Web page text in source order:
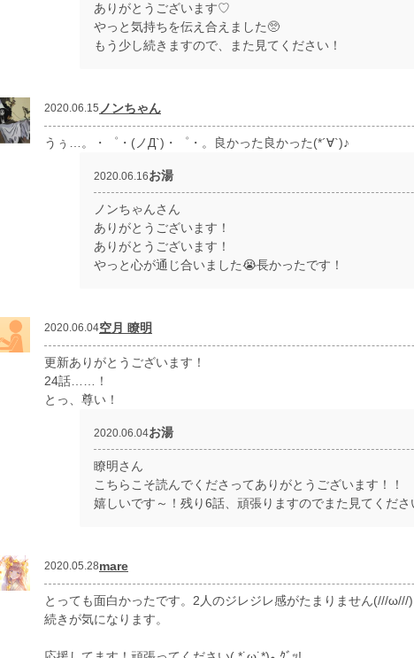
ありがとうございます♡
やっと気持ちを伝え合えました🥺
もう少し続きますので、また見てください！
2020.06.15 ノンちゃん
うぅ…。・゜・(ノД`)・゜・。良かった良かった(*´∀`)♪
2020.06.16お湯
ノンちゃんさん
ありがとうございます！
ありがとうございます！
やっと心が通じ合いました😭長かったです！
2020.06.04空月 瞭明
更新ありがとうございます！
24話……！
とっ、尊い！
2020.06.04お湯
瞭明さん
こちらこそ読んでくださってありがとうございます！！
嬉しいです～！残り6話、頑張りますのでまた見てくださ
2020.05.28mare
とっても面白かったです。2人のジレジレ感がたまりません(///ω///)
続きが気になります。